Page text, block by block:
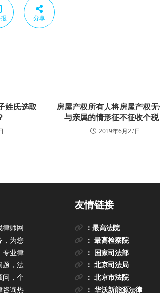
分享
姓氏选取
房屋产权所有人将房屋产权
与亲属的情形征不征收个税
2019年6月27日
律师网
，为您
专业律
题，法
问，个
咨询热
友情链接
：最高法院
： 最高检察院
： 国家司法部
： 北京司法局
： 北京市法院
： 华沃新能源法律